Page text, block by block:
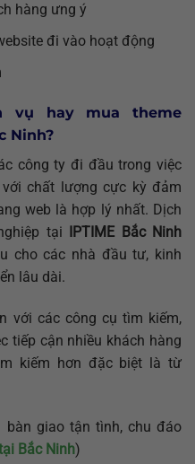
hàng ưng ý
đi vào hoạt động
vụ hay mua theme
Ninh?
công ty đi đầu trong việc
chất lượng cực kỳ đảm
web là hợp lý nhất. Dịch
tại
IPTIME Bắc Ninh
cho các nhà đầu tư, kinh
lâu dài.
với các công cụ tìm kiếm,
tiếp cận nhiều khách hàng
kiếm hơn đặc biệt là từ
bàn giao tận tình, chu đáo
Bắc Ninh)